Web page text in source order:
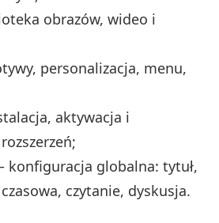
obrazów, wideo i
personalizacja, menu,
aktywacja i
konfiguracja globalna: tytuł,
czytanie, dyskusja.